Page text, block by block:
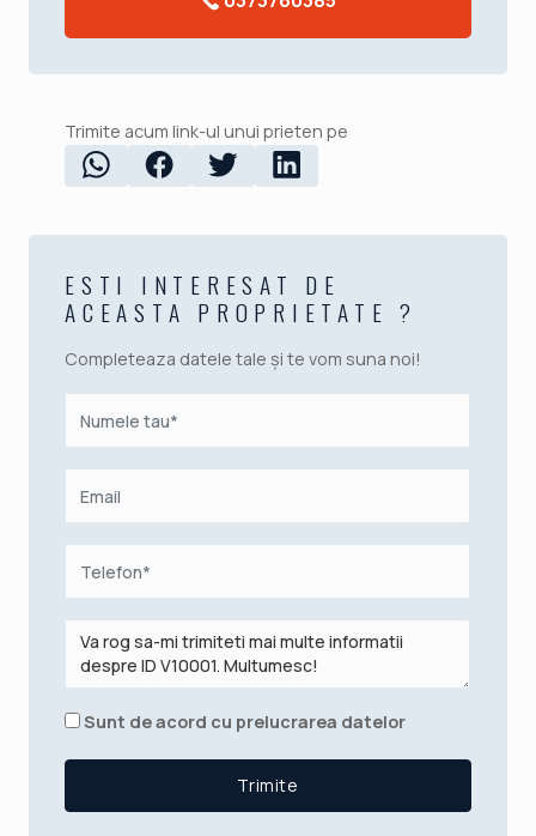
Trimite acum link-ul unui prieten pe
ESTI INTERESAT DE
ACEASTA PROPRIETATE ?
Completeaza datele tale și te vom suna noi!
Sunt de acord cu prelucrarea datelor